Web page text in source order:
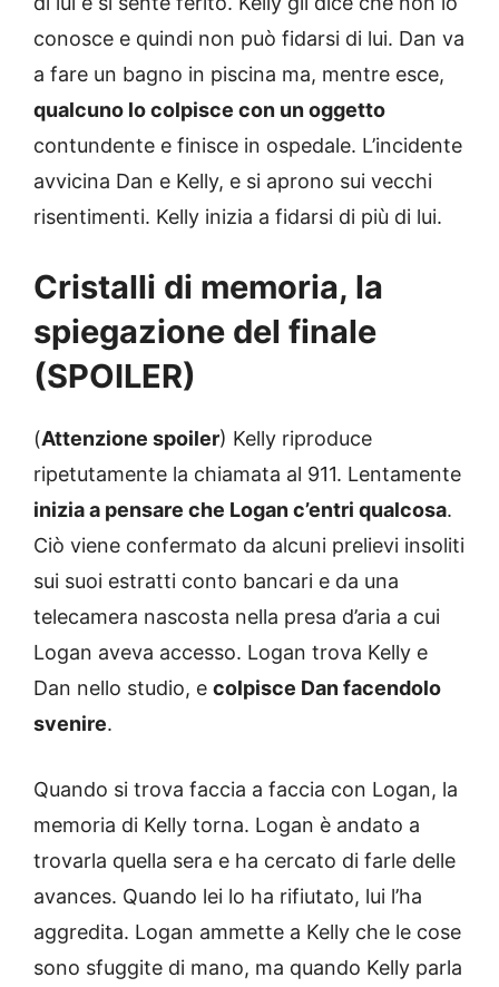
conosce e quindi non può fidarsi di lui. Dan va
a fare un bagno in piscina ma, mentre esce,
qualcuno lo colpisce con un oggetto
contundente e finisce in ospedale. L’incidente
avvicina Dan e Kelly, e si aprono sui vecchi
risentimenti. Kelly inizia a fidarsi di più di lui.
Cristalli di memoria, la
spiegazione del finale
(SPOILER)
(Attenzione spoiler) Kelly riproduce
ripetutamente la chiamata al 911. Lentamente
inizia a pensare che Logan c’entri qualcosa.
Ciò viene confermato da alcuni prelievi insoliti
sui suoi estratti conto bancari e da una
telecamera nascosta nella presa d’aria a cui
Logan aveva accesso. Logan trova Kelly e
Dan nello studio, e colpisce Dan facendolo
svenire.
Quando si trova faccia a faccia con Logan, la
memoria di Kelly torna. Logan è andato a
trovarla quella sera e ha cercato di farle delle
avances. Quando lei lo ha rifiutato, lui l’ha
aggredita. Logan ammette a Kelly che le cose
sono sfuggite di mano, ma quando Kelly parla